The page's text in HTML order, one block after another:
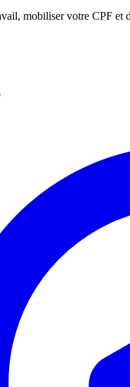
mobiliser votre CPF et